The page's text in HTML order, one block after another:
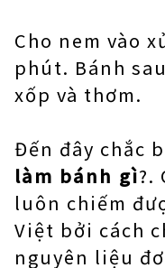
Cho nem vào
phút. Bánh
xốp và thơm.
Đến đây chắc
làm bánh gì?.
luôn chiếm
Việt bởi cách
nguyên liệu